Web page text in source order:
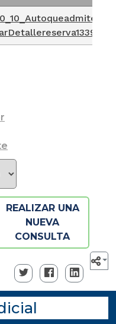
REALIZAR UNA
NUEVA
CONSULTA